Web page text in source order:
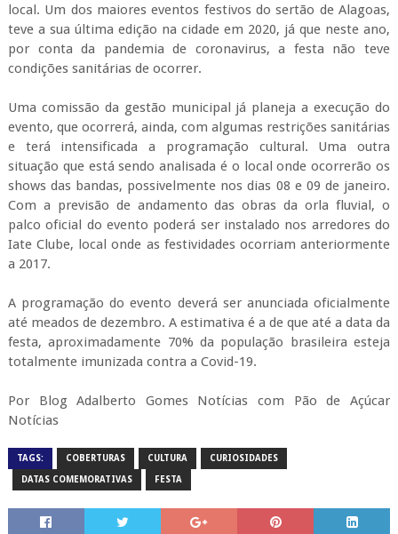
local. Um dos maiores eventos festivos do sertão de Alagoas,
teve a sua última edição na cidade em 2020, já que neste ano,
por conta da pandemia de coronavirus, a festa não teve
condições sanitárias de ocorrer.
Uma comissão da gestão municipal já planeja a execução do
evento, que ocorrerá, ainda, com algumas restrições sanitárias
e terá intensificada a programação cultural. Uma outra
situação que está sendo analisada é o local onde ocorrerão os
shows das bandas, possivelmente nos dias 08 e 09 de janeiro.
Com a previsão de andamento das obras da orla fluvial, o
palco oficial do evento poderá ser instalado nos arredores do
Iate Clube, local onde as festividades ocorriam anteriormente
a 2017.
A programação do evento deverá ser anunciada oficialmente
até meados de dezembro. A estimativa é a de que até a data da
festa, aproximadamente 70% da população brasileira esteja
totalmente imunizada contra a Covid-19.
Por Blog Adalberto Gomes Notícias com Pão de Açúcar
Notícias
TAGS: COBERTURAS CULTURA CURIOSIDADES
DATAS COMEMORATIVAS FESTA